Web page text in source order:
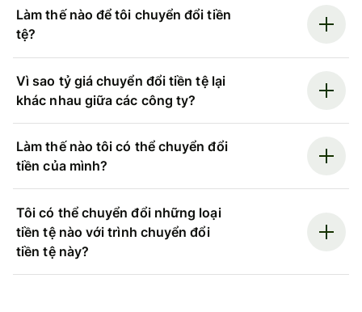
Làm thế nào để tôi chuyển đổi tiền
tệ?
Vì sao tỷ giá chuyển đổi tiền tệ lại
khác nhau giữa các công ty?
Làm thế nào tôi có thể chuyển đổi
tiền của mình?
Tôi có thể chuyển đổi những loại
tiền tệ nào với trình chuyển đổi
tiền tệ này?